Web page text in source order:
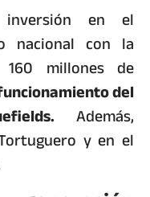
inversión en el
nacional con la
160 millones de
del
Además,
y en el